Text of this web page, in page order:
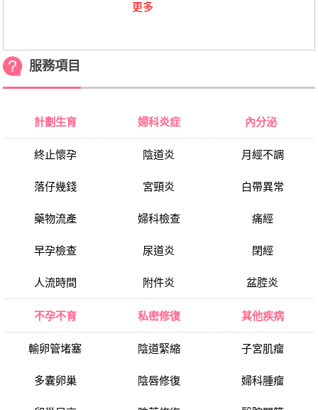
更多
服務項目
計劃生育
終止懷孕
落仔幾錢
藥物流產
早孕檢查
人流時間
婦科炎症
陰道炎
宮頸炎
婦科檢查
尿道炎
附件炎
內分泌
月經不調
白帶異常
痛經
閉經
盆腔炎
不孕不育
輸卵管堵塞
多囊卵巢
私密修復
陰道緊縮
陰唇修復
其他疾病
子宮肌瘤
婦科腫瘤